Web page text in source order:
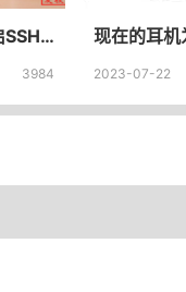
小米路由器3G开启SSH安装MT工具箱，小米路由器3G安装MT工具箱及刷breed
3984 2023-07-22